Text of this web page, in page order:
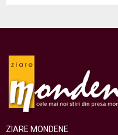
ZIARE MONDENE